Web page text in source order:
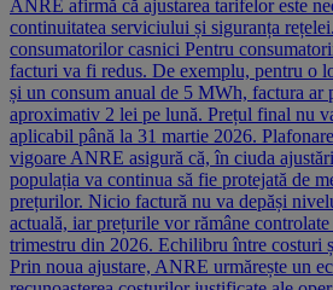
ANRE afirmă că ajustarea tarifelor este
continuitatea serviciului și siguranța
consumatorilor casnici Pentru
facturi va fi redus. De exemplu, pentru o
și un consum anual de 5 MWh, factura ar
aproximativ 2 lei pe lună. Prețul final nu
aplicabil până la 31 martie 2026.
vigoare ANRE asigură că, în ciuda
populația va continua să fie protejată de
prețurilor. Nicio factură nu va depăși
actuală, iar prețurile vor rămâne
trimestru din 2026. Echilibru între costuri
Prin noua ajustare, ANRE urmărește un